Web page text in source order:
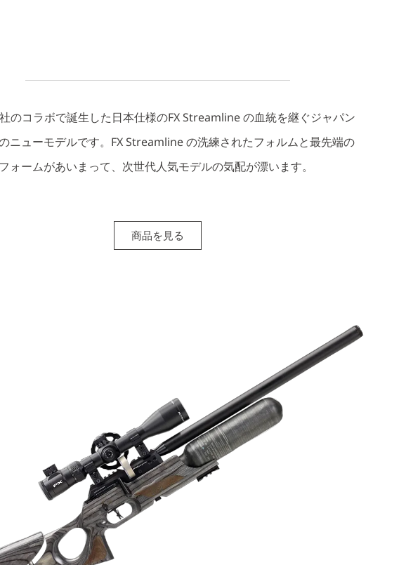
のコラボで誕生した日本仕様のFX Streamline の血統を継ぐジャパン
ニューモデルです。FX Streamline の洗練されたフォルムと最先端の
ォームがあいまって、次世代人気モデルの気配が漂います。
商品を見る